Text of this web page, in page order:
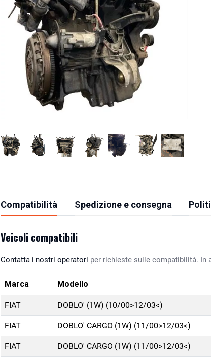
Compatibilità Spedizione e consegna
Veicoli compatibili
Contatta i nostri operatori per richieste sulle compatibilità. In
Marca Modello
FIAT DOBLO' (1W) (10/00>12/03<)
FIAT DOBLO' CARGO (1W) (11/00>12/03<)
FIAT DOBLO' CARGO (1W) (11/00>12/03<)